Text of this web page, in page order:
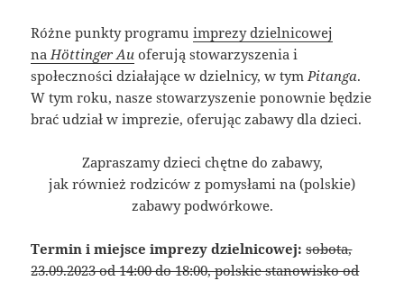
Różne punkty programuimprezy dzielnicowej
naHöttinger Au oferują stowarzyszenia i
społeczności działające w dzielnicy, w tymPitanga.
W tym roku, nasze stowarzyszenie ponownie będzie
brać udział w imprezie, oferując zabawy dla dzieci.
Zapraszamy dzieci chętne do zabawy,
jak również rodziców z pomysłami na (polskie)
zabawy podwórkowe.
Termin i miejsce imprezy dzielnicowej: sobota,
23.09.2023 od 14:00 do 18:00, polskie stanowisko od